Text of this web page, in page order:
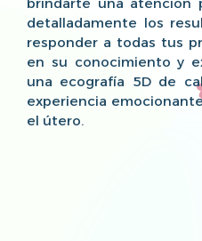
brindarte una atención
detalladamente los
responder a todas tus
en su conocimiento y
una ecografía 5D de
experiencia
el útero.